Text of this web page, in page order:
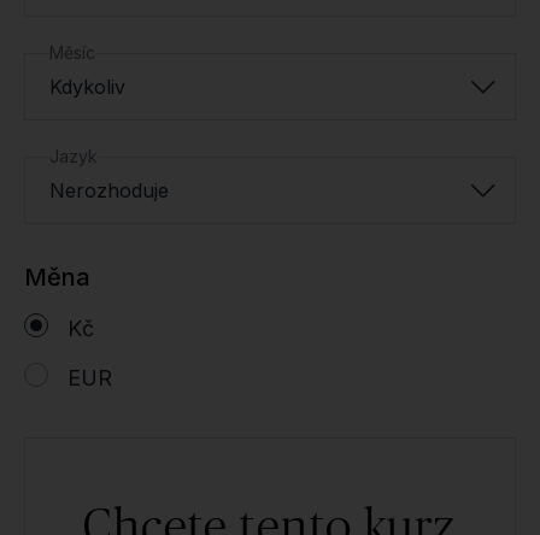
Měsíc
Kdykoliv
Jazyk
Nerozhoduje
Měna
Kč
EUR